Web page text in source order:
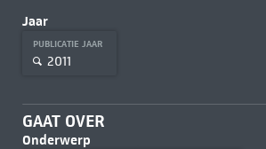
Jaar
PUBLICATIE JAAR
2011
GAAT OVER
Onderwerp